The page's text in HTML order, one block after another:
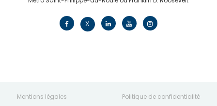
X
Mentions légales Politique de confidentialité